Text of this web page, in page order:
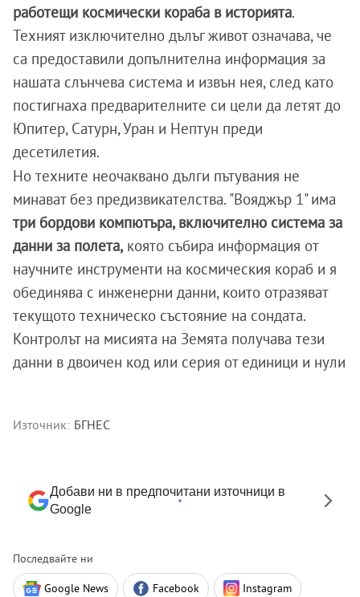
работещи космически кораба в историята.
Техният изключително дълъг живот означава, че
са предоставили допълнителна информация за
нашата слънчева система и извън нея, след като
постигнаха предварителните си цели да летят до
Юпитер, Сатурн, Уран и Нептун преди
десетилетия.
Но техните неочаквано дълги пътувания не
минават без предизвикателства. "Вояджър 1" има
три бордови компютъра, включително система за
данни за полета, която събира информация от
научните инструменти на космическия кораб и я
обединява с инженерни данни, които отразяват
текущото техническо състояние на сондата.
Контролът на мисията на Земята получава тези
данни в двоичен код или серия от единици и нули
Източник: БГНЕС
Добави ни в предпочитани източници в
Google
Последвайте ни
Google News Facebook Instagram